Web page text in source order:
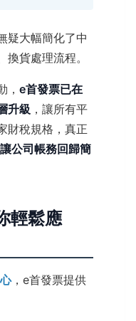
疑大幅簡化了中
貨處理流程。
， e首發票已在
升級 ，讓所有平
財稅規格，真正
公司帳務回歸簡
輕鬆應
，e首發票提供